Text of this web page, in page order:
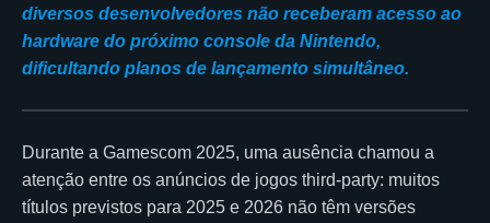
diversos desenvolvedores não receberam acesso ao
hardware do próximo console da Nintendo,
dificultando planos de lançamento simultâneo.
Durante a Gamescom 2025, uma ausência chamou a
atenção entre os anúncios de jogos third-party: muitos
títulos previstos para 2025 e 2026 não têm versões